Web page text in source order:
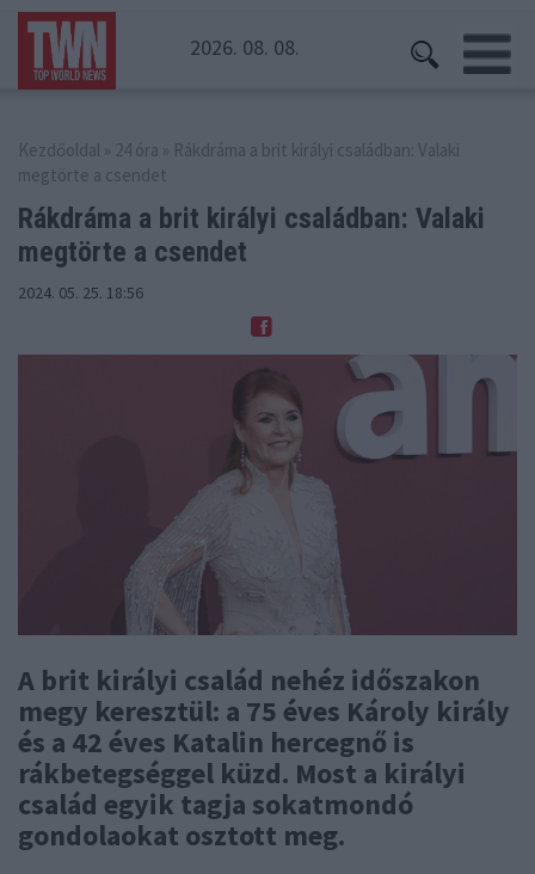
2026. 08. 08.
Kezdőoldal » 24 óra » Rákdráma a brit királyi családban: Valaki
megtörte a csendet
Rákdráma a brit királyi családban: Valaki
megtörte a csendet
2024. 05. 25. 18:56
A brit királyi család nehéz időszakon
megy keresztül: a 75 éves Károly király
és a 42 éves Katalin hercegnő is
rákbetegséggel küzd. Most a királyi
család egyik tagja sokatmondó
gondolaokat osztott meg.